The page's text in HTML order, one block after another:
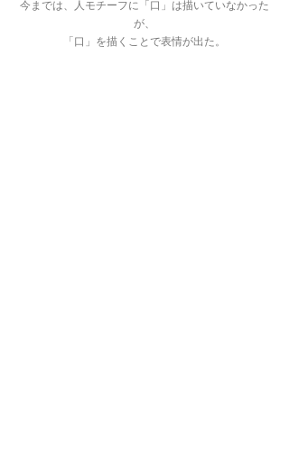
今までは、人モチーフに「口」は描いていなかった
が、
「口」を描くことで表情が出た。